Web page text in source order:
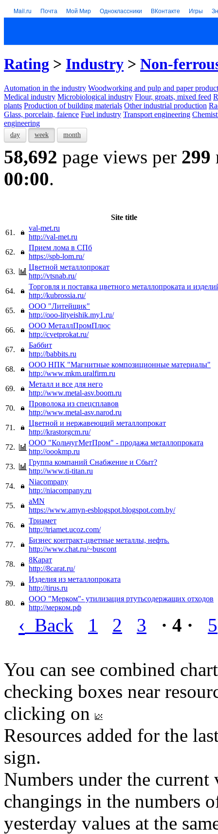
Mail.ru Почта Мой Мир Одноклассники ВКонтакте Игры
Rating > Industry > Non-
Automation in the industry Woodworking and pulp and paper
Medical industry Microbiological industry Flour, groats, mixed feed
plants Production of building materials Other industrial production
Glass, porcelain, faience Fuel industry Transport engineering
engineering
day week month
58,692 page views per 299
00:00.
Site title
61.
val-met.ru
http://val-met.ru
62.
Прием лома в СПб
https://spb-lom.ru/
63.
Цветной металлопрокат
http://vtsnab.ru/
64.
Торговля и поставка цветного металлопроката и
http://kubrossia.ru/
65.
ООО "Литейщик"
http://ooo-lityeishik.my1.ru/
66.
ООО МеталлПромПлюс
http://cvetprokat.ru/
67.
Баббит
http://babbits.ru
68.
ООО НПК "Магнитные композиционные материалы"
http://www.mkm.uralfirm.ru
69.
Металл и все для него
http://www.metal-asv.boom.ru
70.
Проволока из спецсплавов
http://www.metal-asv.narod.ru
71.
Цветной и нержавеющий металлопрокат
http://krastorgcm.ru/
72.
ООО "КольчугМетПром" - продажа металлопроката
http://oookmp.ru
73.
Группа компаний Снабжение и Cбыт?
http://www.ti-titan.ru
74.
Niacompany
http://niacompany.ru
75.
aMN
https://www.amyn-esblogspot.blogspot.com.by/
76.
Триамет
http://triamet.ucoz.com/
77.
Бизнес контракт-цветные металлы, нефть.
http://www.chat.ru/~buscont
78.
8Карат
http://8carat.ru/
79.
Изделия из металлопроката
http://tirus.ru
80.
ООО "Мерком"- утилизация ртутьсодержащих отходов
http://мерком.рф
‹ Back 1 2 3 · 4 · 5
You can see combined
checking boxes near
clicking on
Resources added for the
sign.
Numbers under the
changings in the numbers
yesterday values at the